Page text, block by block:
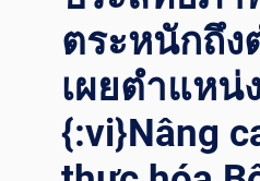
ตระหนักถึ
เผยตำแหน่
{:vi}Nâng